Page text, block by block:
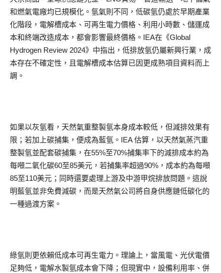
和燃氣電廠均已規模化。氫氣則不同，低碳氫仍處於早期產業
化階段，電解槽成本、可再生電力價格、利用小時數、儲運成
本和終端改造成本，都會影響最終價格。IEA在《Global
Hydrogen Review 2024》中指出，低排放氫仍屬新興行業，成
本存在不確定性，且電解槽成本估算已因更成熟項目資料而上
調。
如果以灰氫看，天然氣重整製氫本身成本較低，但減排效果有
限；若加上碳捕集，便成為藍氫。IEA 估算，以天然氣蒸汽重
整製氫並配套碳捕集，在55%至70%捕集率下的減排成本約為
每噸二氧化碳60至85美元，若捕集率超過90%，成本約為每噸
85至110美元；同時還要處理上游及中游甲烷排放問題。這說
明藍氫並非免費減碳，而是天然氣公司將自身供應鏈低碳化的
一種過渡方案。
綠氫則更依賴低成本可再生電力。理論上，當風電、光伏電價
足夠低，電解水製氫成本會下降；但現實中，設備利用率、併